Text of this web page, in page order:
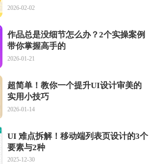
2026-02-02
作品总是没细节怎么办？2个实操案例
带你掌握高手的
2026-01-21
超简单！教你一个提升UI设计审美的
实用小技巧
2026-01-14
UI 难点拆解！移动端列表页设计的3个
要素与2种
2025-12-30